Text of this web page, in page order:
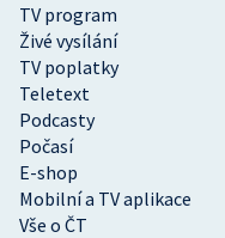
TV program
Živé vysílání
TV poplatky
Teletext
Podcasty
Počasí
E-shop
Mobilní a TV aplikace
Vše o ČT